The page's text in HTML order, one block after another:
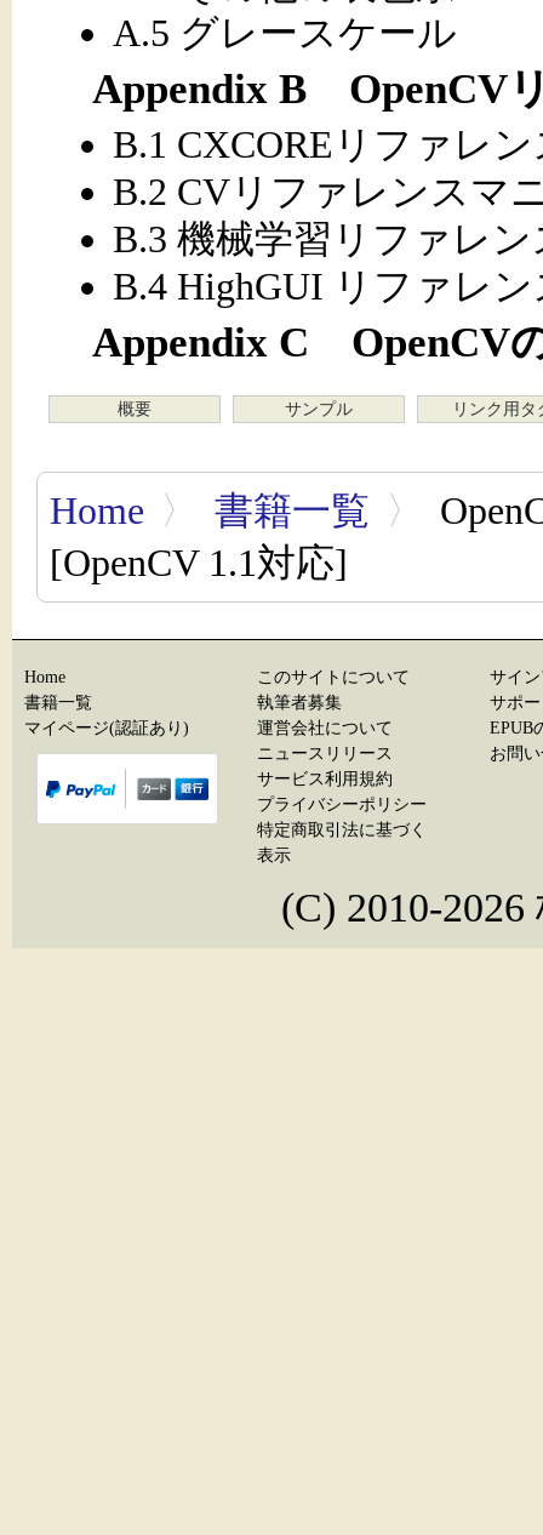
A.5 グレースケール
Appendix B OpenCV
B.1 CXCOREリファレ
B.2 CVリファレンスマ
B.3 機械学習リファレ
B.4 HighGUI リファレ
Appendix C OpenCV
概要 サンプル リンク用タ
Home 〉 書籍一覧 〉
[OpenCV 1.1対応]
Home
書籍一覧
マイページ(認証あり)
このサイトについて
執筆者募集
運営会社について
ニュースリリース
サービス利用規約
プライバシーポリシー
特定商取引法に基づく
表示
サイ
サポ
EPUB
お問
(C) 2010-